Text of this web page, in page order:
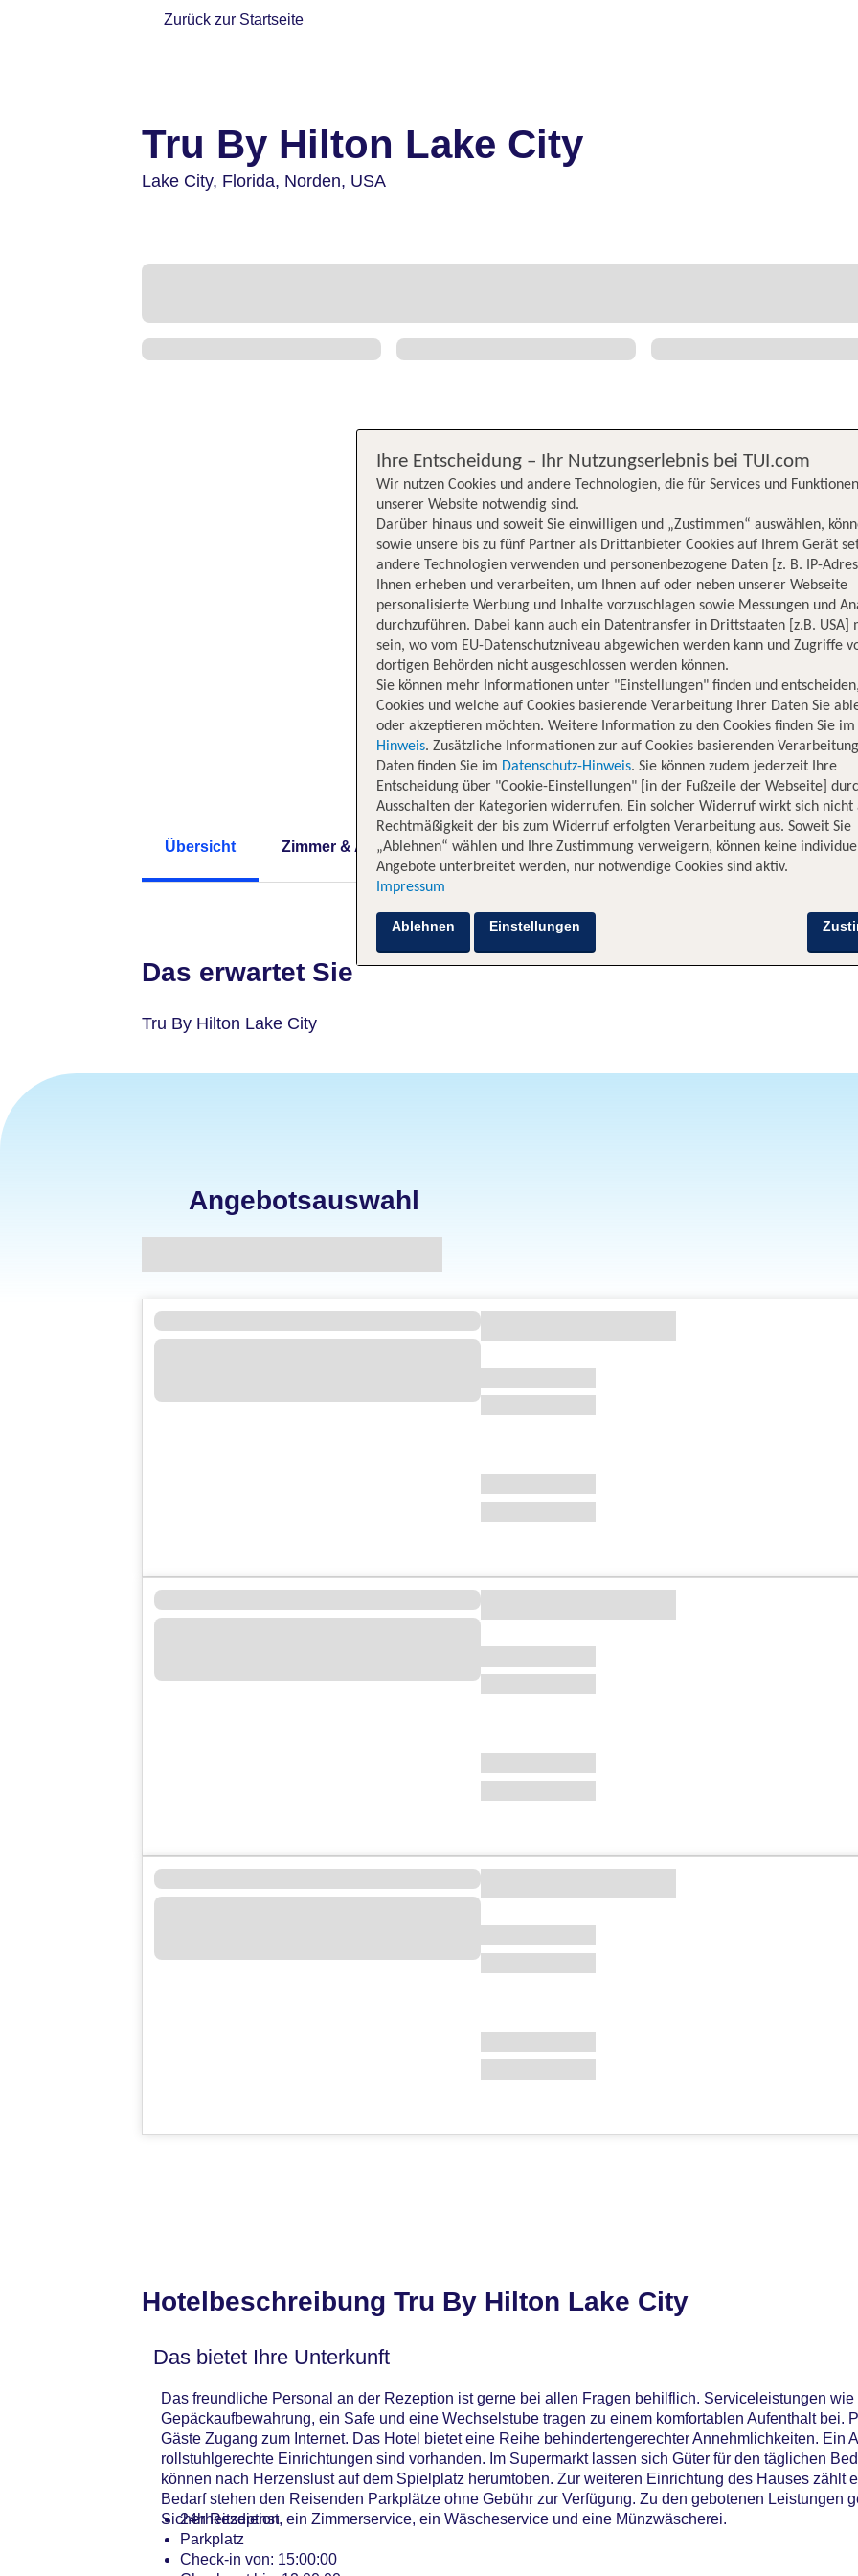
Zurück zur Startseite
Tru By Hilton Lake City
Lake City, Florida, Norden, USA
Übersicht Zimmer & Angebote Hotelinformationen Lage Bewertungen
Das erwartet Sie
Tru By Hilton Lake City
Angebotsauswahl
Hotelbeschreibung Tru By Hilton Lake City
Das bietet Ihre Unterkunft
Das freundliche Personal an der Rezeption ist gerne bei allen Fragen behilflich. Serviceleistungen wie
Gepäckaufbewahrung, ein Safe und eine Wechselstube tragen zu einem komfortablen Aufenthalt bei.
Gäste Zugang zum Internet. Das Hotel bietet eine Reihe behindertengerechter Annehmlichkeiten. Ein
rollstuhlgerechte Einrichtungen sind vorhanden. Im Supermarkt lassen sich Güter für den täglichen
können nach Herzenslust auf dem Spielplatz herumtoben. Zur weiteren Einrichtung des Hauses zählt
Bedarf stehen den Reisenden Parkplätze ohne Gebühr zur Verfügung. Zu den gebotenen Leistungen
Sicherheitsdienst, ein Zimmerservice, ein Wäscheservice und eine Münzwäscherei.
24h Rezeption
Parkplatz
Check-in von: 15:00:00
Ihre Entscheidung – Ihr Nutzungserlebnis bei TUI.com
Wir nutzen Cookies und andere Technologien, die für Services und
unserer Website notwendig sind.
Darüber hinaus und soweit Sie einwilligen und „Zustimmen“ auswählen,
sowie unsere bis zu fünf Partner als Drittanbieter Cookies auf Ihrem Gerät
andere Technologien verwenden und personenbezogene Daten [z. B. IP-
Ihnen erheben und verarbeiten, um Ihnen auf oder neben unserer Webseite
personalisierte Werbung und Inhalte vorzuschlagen sowie Messungen und
durchzuführen. Dabei kann auch ein Datentransfer in Drittstaaten [z.B. USA]
sein, wo vom EU-Datenschutzniveau abgewichen werden kann und Zugriffe
dortigen Behörden nicht ausgeschlossen werden können.
Sie können mehr Informationen unter "Einstellungen" finden und
Cookies und welche auf Cookies basierende Verarbeitung Ihrer Daten Sie
oder akzeptieren möchten. Weitere Information zu den Cookies finden Sie im
Hinweis. Zusätzliche Informationen zur auf Cookies basierenden
Daten finden Sie im Datenschutz-Hinweis. Sie können zudem jederzeit Ihre
Entscheidung über "Cookie-Einstellungen" [in der Fußzeile der Webseite]
Ausschalten der Kategorien widerrufen. Ein solcher Widerruf wirkt sich nicht
Rechtmäßigkeit der bis zum Widerruf erfolgten Verarbeitung aus. Soweit Sie
„Ablehnen“ wählen und Ihre Zustimmung verweigern, können keine
Angebote unterbreitet werden, nur notwendige Cookies sind aktiv.
Impressum
Ablehnen Einstellungen